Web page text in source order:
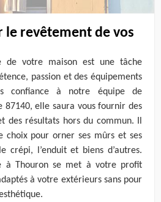
le revêtement de vos
de votre maison est une tâche
passion et des équipements
confiance à notre équipe de
87140, elle saura vous fournir des
des résultats hors du commun. Il
choix pour orner ses mûrs et ses
crépi, l’enduit et biens d’autres.
à Thouron se met à votre profit
à votre extérieurs sans pour